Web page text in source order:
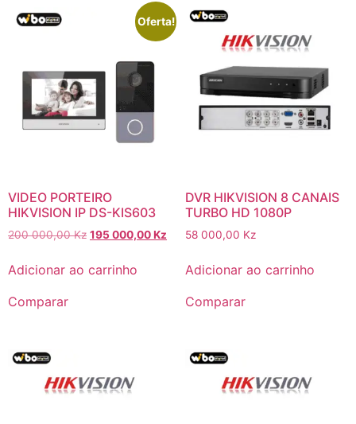
Oferta!
VIDEO PORTEIRO
HIKVISION IP DS-KIS603
200 000,00Kz 195 000,00Kz
Adicionar ao carrinho
Comparar
DVR HIKVISION 8 CANAIS
TURBO HD 1080P
58 000,00 Kz
Adicionar ao carrinho
Comparar